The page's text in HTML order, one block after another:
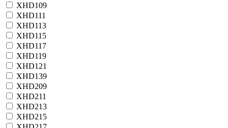
XHD109
XHD111
XHD113
XHD115
XHD117
XHD119
XHD121
XHD139
XHD209
XHD211
XHD213
XHD215